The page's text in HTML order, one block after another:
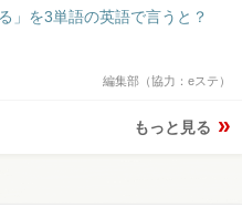
」を3単語の英語で言うと？
編集部（協力：eステ）
もっと見る